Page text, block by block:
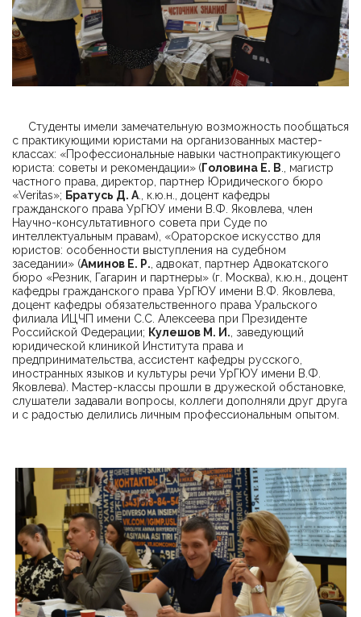
Студенты имели замечательную возможность пообщаться
с практикующими юристами на организованных мастер-
классах: «Профессиональные навыки частнопрактикующего
юриста: советы и рекомендации» (Головина Е. В., магистр
частного права, директор, партнер Юридического бюро
«Veritas»; Братусь Д. А., к.ю.н., доцент кафедры
гражданского права УрГЮУ имени В.Ф. Яковлева, член
Научно-консультативного совета при Суде по
интеллектуальным правам), «Ораторское искусство для
юристов: особенности выступления на судебном
заседании» (Аминов Е. Р., адвокат, партнер Адвокатского
бюро «Резник, Гагарин и партнеры» (г. Москва), к.ю.н., доцент
кафедры гражданского права УрГЮУ имени В.Ф. Яковлева,
доцент кафедры обязательственного права Уральского
филиала ИЦЧП имени С.С. Алексеева при Президенте
Российской Федерации; Кулешов М . И ., заведующий
юридической клиникой Института права и
предпринимательства, ассистент кафедры русского,
иностранных языков и культуры речи УрГЮУ имени В.Ф.
Яковлева). Мастер-классы прошли в дружеской обстановке,
слушатели задавали вопросы, коллеги дополняли друг друга
и с радостью делились личным профессиональным опытом.